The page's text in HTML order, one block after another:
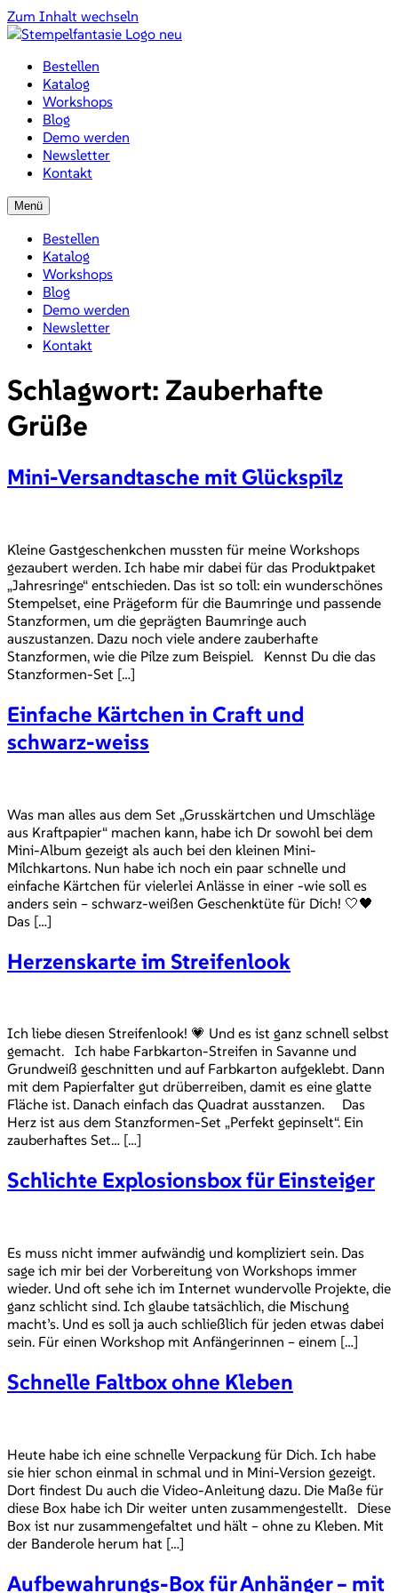
Zum Inhalt wechseln
Bestellen
Katalog
Workshops
Blog
Demo werden
Newsletter
Kontakt
Menü
Bestellen
Katalog
Workshops
Blog
Demo werden
Newsletter
Kontakt
Schlagwort: Zauberhafte
Grüße
Mini-Versandtasche mit Glückspilz
Kleine Gastgeschenkchen mussten für meine Workshops
gezaubert werden. Ich habe mir dabei für das Produktpaket
„Jahresringe“ entschieden. Das ist so toll: ein wunderschönes
Stempelset, eine Prägeform für die Baumringe und passende
Stanzformen, um die geprägten Baumringe auch
auszustanzen. Dazu noch viele andere zauberhafte
Stanzformen, wie die Pilze zum Beispiel. Kennst Du die das
Stanzformen-Set […]
Einfache Kärtchen in Craft und
schwarz-weiss
Was man alles aus dem Set „Grusskärtchen und Umschläge
aus Kraftpapier“ machen kann, habe ich Dr sowohl bei dem
Mini-Album gezeigt als auch bei den kleinen Mini-
Milchkartons. Nun habe ich noch ein paar schnelle und
einfache Kärtchen für vielerlei Anlässe in einer -wie soll es
anders sein – schwarz-weißen Geschenktüte für Dich! 🤍🖤
Das […]
Herzenskarte im Streifenlook
Ich liebe diesen Streifenlook! 💗 Und es ist ganz schnell selbst
gemacht. Ich habe Farbkarton-Streifen in Savanne und
Grundweiß geschnitten und auf Farbkarton aufgeklebt. Dann
mit dem Papierfalter gut drüberreiben, damit es eine glatte
Fläche ist. Danach einfach das Quadrat ausstanzen. Das
Herz ist aus dem Stanzformen-Set „Perfekt gepinselt“. Ein
zauberhaftes Set… […]
Schlichte Explosionsbox für Einsteiger
Es muss nicht immer aufwändig und kompliziert sein. Das
sage ich mir bei der Vorbereitung von Workshops immer
wieder. Und oft sehe ich im Internet wundervolle Projekte, die
ganz schlicht sind. Ich glaube tatsächlich, die Mischung
macht’s. Und es soll ja auch schließlich für jeden etwas dabei
sein. Für einen Workshop mit Anfängerinnen – einem […]
Schnelle Faltbox ohne Kleben
Heute habe ich eine schnelle Verpackung für Dich. Ich habe
sie hier schon einmal in schmal und in Mini-Version gezeigt.
Dort findest Du auch die Video-Anleitung dazu. Die Maße für
diese Box habe ich Dir weiter unten zusammengestellt. Diese
Box ist nur zusammengefaltet und hält – ohne zu Kleben. Mit
der Banderole herum hat […]
Aufbewahrungs-Box für Anhänger – mit